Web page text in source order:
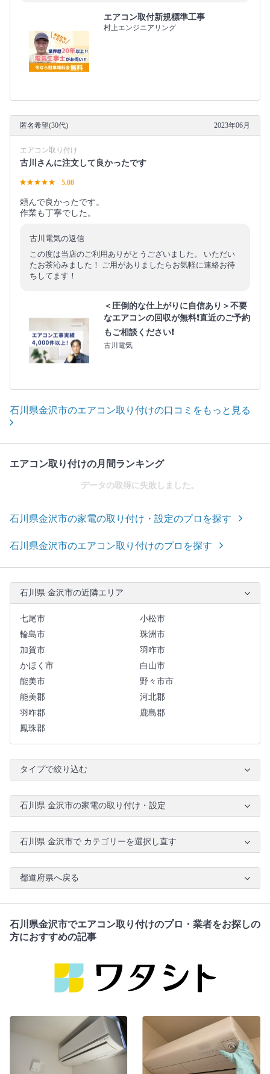
エアコン取付新規標準工事
村上エンジニアリング
匿名希望(30代) 2023年06月
エアコン取り付け
古川さんに注文して良かったです
5.00
頼んで良かったです。
作業も丁寧でした。
古川電気の返信
この度は当店のご利用ありがとうございました。 いただい
たお茶沁みました！ ご用がありましたらお気軽に連絡お待
ちしてます！
＜圧倒的な仕上がりに自信あり＞不要
なエアコンの回収が無料❗直近のご予約
もご相談ください❗
古川電気
石川県金沢市のエアコン取り付けの口コミをもっと見る
エアコン取り付けの月間ランキング
データの取得に失敗しました。
石川県金沢市の家電の取り付け・設定のプロを探す
石川県金沢市のエアコン取り付けのプロを探す
石川県 金沢市の近隣エリア
七尾市
小松市
輪島市
珠洲市
加賀市
羽咋市
かほく市
白山市
能美市
野々市市
能美郡
河北郡
羽咋郡
鹿島郡
鳳珠郡
タイプで絞り込む
石川県 金沢市の家電の取り付け・設定
石川県 金沢市で カテゴリーを選択し直す
都道府県へ戻る
石川県金沢市でエアコン取り付けのプロ・業者をお探しの
方におすすめの記事